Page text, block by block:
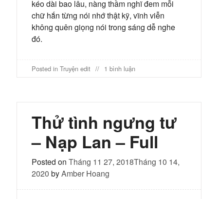
kéo dài bao lâu, nàng thầm nghĩ đem mỗi
chữ hắn từng nói nhớ thật kỹ, vĩnh viễn
không quên giọng nói trong sáng dễ nghe
đó.
Posted in Truyện edit 1 bình luậnở
Thử
tư
Chương
Thử tình ngưng tư
– Nạp Lan – Full
Posted on Tháng 11 27, 2018Tháng 10 14,
2020 byAmber Hoang